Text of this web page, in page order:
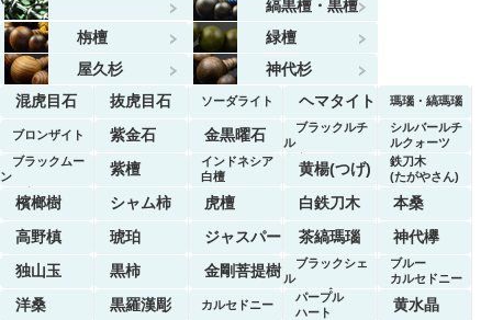
ツ
縞黒檀・黒檀
栴檀
緑檀
屋久杉
神代杉
混虎目石
抜虎目石 ソーダライト ヘマタイト 瑪瑙・縞瑪瑙
ブロンザイト 紫金石 金黒曜石
ブラックルチ
ル
クォーツ
シルバールチ
ルクォーツ
ブラックムー
ン
ストーン
紫檀
インドネシア
白檀
黄楊(つげ)
鉄刀木
(たがやさん)
檳榔樹 シャム柿 虎檀 白鉄刀木
本桑
高野槙
琥珀 ジャスパー 茶縞瑪瑙
神代欅
独山玉
黒柿 金剛菩提樹
ブラックシェ
ル
マーブル
ブルー
カルセドニー
洋桑 黒羅漢彫 カルセドニー
パープル
ハート
黄水晶